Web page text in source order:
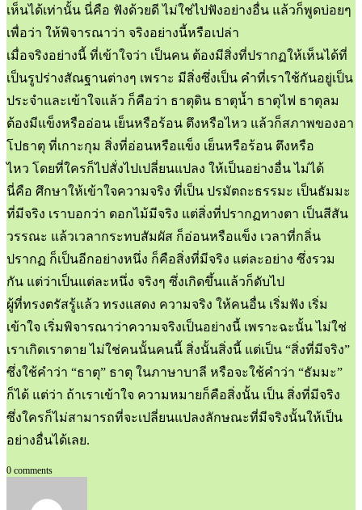
เห็นได้เท่านั้น นี่คือ ฟังด้วยดี ไม่ใช่ไปฟังอย่างอื่น แล้วก็พูดบ่อยๆ
เพื่อว่า ให้พิจารณาว่า จริงอย่างนี้หรือเปล่า
เมื่อจริงอย่างนี้ ที่เข้าใจว่า เป็นคน ต้องมีสิ่งที่ปรากฏให้เห็นได้ที่
เป็นรูปร่างสัณฐานต่างๆ เพราะ มีสิ่งซึ่งเป็น คำที่เราใช้กันอยู่เป็น
ประจำและเข้าใจแล้ว ก็คือว่า ธาตุดิน ธาตุน้ำ ธาตุไฟ ธาตุลม
ต้องมีแข็งหรืออ่อน เย็นหรือร้อน ตึงหรือไหว แล้วก็สภาพของอา
โปธาตุ ที่เกาะกุม สิ่งที่อ่อนหรือแข็ง เย็นหรือร้อน ตึงหรือ
ไหว โดยที่ใครก็ไปสั่งไปเปลี่ยนแปลง ให้เป็นอย่างอื่น ไม่ได้
นี่คือ ศึกษาให้เข้าใจความจริง ที่เป็น ปรมัตถะธรรมะ เป็นธัมมะ
ที่มีจริง เราบอกว่า ดอกไม้มีจริง แต่สิ่งที่ปรากฏทางตา เป็นสีสัน
วรรณะ แล้วเวลากระทบสัมผัส ก็อ่อนหรือแข็ง เวลาที่กลิ่น
ปรากฏ ก็เป็นอีกอย่างหนึ่ง ก็คือสิ่งที่มีจริง แต่ละอย่าง ซึ่งรวม
กัน แต่ว่าเป็นแต่ละหนึ่ง จริงๆ ซึ่งเกิดขึ้นแล้วก็ดับไป
ผู้ที่ทรงตรัสรู้แล้ว ทรงแสดง ความจริง ให้คนอื่น เริ่มฟัง เริ่ม
เข้าใจ เริ่มพิจารณาว่าความจริงเป็นอย่างนี้ เพราะฉะนั้น ไม่ใช่
เราเกิดเราตาย ไม่ใช่คนนั้นคนนี้ สิ่งนั้นสิ่งนี้ แต่เป็น “สิ่งที่มีจริง”
ซึ่งใช้คำว่า “ธาตุ” ธาตุ ในภาษาบาลี หรือจะใช้คำว่า “ธัมมะ”
ก็ได้ แต่ว่า ถ้าเราเข้าใจ ความหมายก็คือสิ่งนั้น เป็น สิ่งที่มีจริง
ซึ่งใครก็ไม่สามารถที่จะเปลี่ยนแปลงลักษณะที่มีจริงนั้นให้เป็น
อย่างอื่นได้เลย.
0 comments